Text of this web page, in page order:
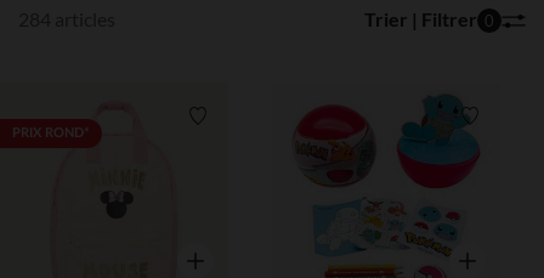
Trier | Filtrer 0
PRIX ROND* Liste de souhaits
Aperçu rapide Aperçu